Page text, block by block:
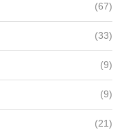
(67)
(33)
(9)
(9)
(21)